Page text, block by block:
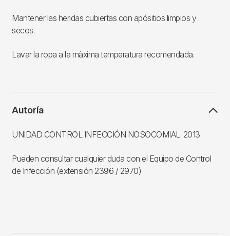
Mantener las heridas cubiertas con apósitios limpios y
secos.
Lavar la ropa a la màxima temperatura recomendada.
Autoría
UNIDAD CONTROL INFECCIÓN NOSOCOMIAL. 2013
Pueden consultar cualquier duda con el Equipo de Control
de Infección (extensión 2396 / 2970)